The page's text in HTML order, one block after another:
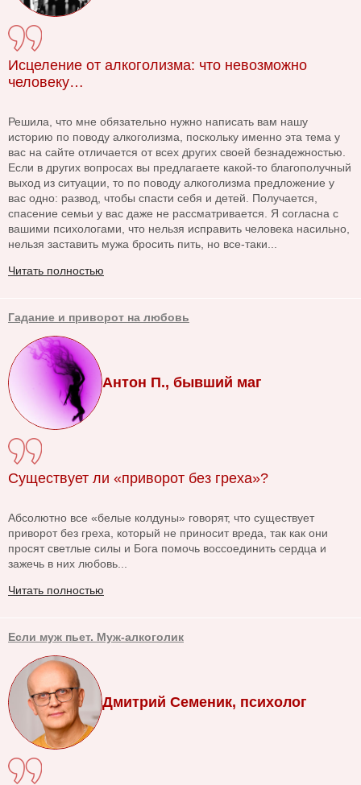
Исцеление от алкоголизма: что невозможно
человеку…
Решила, что мне обязательно нужно написать вам нашу
историю по поводу алкоголизма, поскольку именно эта тема у
вас на сайте отличается от всех других своей безнадежностью.
Если в других вопросах вы предлагаете какой-то благополучный
выход из ситуации, то по поводу алкоголизма предложение у
вас одно: развод, чтобы спасти себя и детей. Получается,
спасение семьи у вас даже не рассматривается. Я согласна с
вашими психологами, что нельзя исправить человека насильно,
нельзя заставить мужа бросить пить, но все-таки...
Читать полностью
Гадание и приворот на любовь
Антон П., бывший маг
Существует ли «приворот без греха»?
Абсолютно все «белые колдуны» говорят, что существует
приворот без греха, который не приносит вреда, так как они
просят светлые силы и Бога помочь воссоединить сердца и
зажечь в них любовь...
Читать полностью
Если муж пьет. Муж-алкоголик
Дмитрий Семеник, психолог